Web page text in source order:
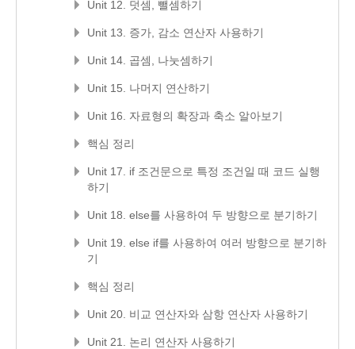
Unit 12. 덧셈, 뺄셈하기
Unit 13. 증가, 감소 연산자 사용하기
Unit 14. 곱셈, 나눗셈하기
Unit 15. 나머지 연산하기
Unit 16. 자료형의 확장과 축소 알아보기
핵심 정리
Unit 17. if 조건문으로 특정 조건일 때 코드 실행
하기
Unit 18. else를 사용하여 두 방향으로 분기하기
Unit 19. else if를 사용하여 여러 방향으로 분기하
기
핵심 정리
Unit 20. 비교 연산자와 삼항 연산자 사용하기
Unit 21. 논리 연산자 사용하기